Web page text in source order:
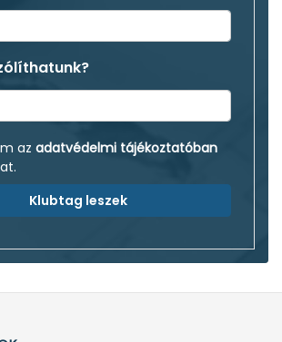
az adatvédelmi tájékoztatóban
Klubtag leszek